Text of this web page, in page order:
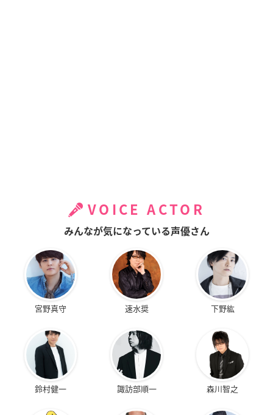
VOICE ACTOR
みんなが気になっている声優さん
宮野真守 速水奨 下野紘
鈴村健一 諏訪部順一 森川智之